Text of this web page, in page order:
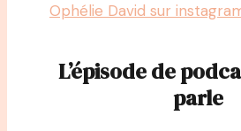
Ophélie David sur
L’épisode de
parle